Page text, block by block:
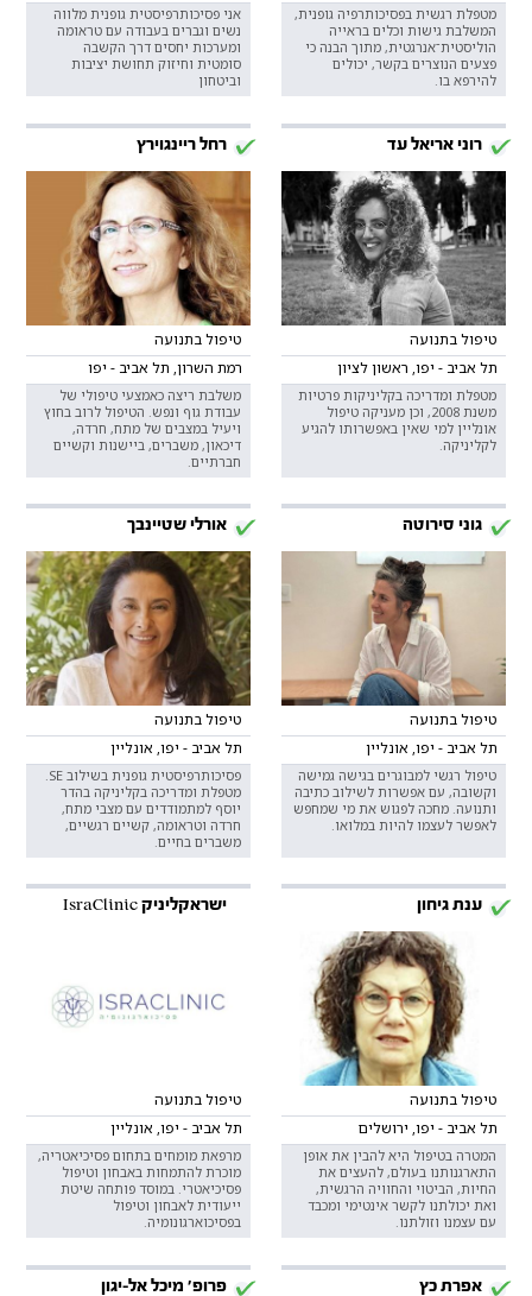
מטפלת רגשית בפסיכותרפיה גופנית,
המשלבת גישות וכלים בראייה
הוליסטית־אנרגטית, מתוך הבנה כי
פצעים הנוצרים בקשר, יכולים
להירפא בו.
אני פסיכותרפיסטית גופנית מלווה
נשים וגברים בעבודה עם טראומה
ומערכות יחסים דרך הקשבה
סומטית וחיזוק תחושת יציבות
וביטחון
רוני אריאל עד
טיפול בתנועה
תל אביב - יפו, ראשון לציון
מטפלת ומדריכה בקליניקות פרטיות
משנת 2008, וכן מעניקה טיפול
אונליין למי שאין באפשרותו להגיע
לקליניקה.
רחל ריינגוירץ
טיפול בתנועה
רמת השרון, תל אביב - יפו
משלבת ריצה כאמצעי טיפולי של
עבודת גוף ונפש. הטיפול לרוב בחוץ
ויעיל במצבים של מתח, חרדה,
דיכאון, משברים, ביישנות וקשיים
חברתיים.
גוני סירוטה
טיפול בתנועה
תל אביב - יפו, אונליין
טיפול רגשי למבוגרים בגישה גמישה
וקשובה, עם אפשרות לשילוב כתיבה
ותנועה. מחכה לפגוש את מי שמחפש
לאפשר לעצמו להיות במלואו.
אורלי שטיינבך
טיפול בתנועה
תל אביב - יפו, אונליין
פסיכותרפיסטית גופנית בשילוב SE.
מטפלת ומדריכה בקליניקה בהדר
יוסף למתמודדים עם מצבי מתח,
חרדה וטראומה, קשיים רגשיים,
משברים בחיים.
ענת גיחון
טיפול בתנועה
תל אביב - יפו, ירושלים
המטרה בטיפול היא להבין את אופן
התארגנותנו בעולם, להעצים את
החיות, הביטוי והחוויה הרגשית,
ואת יכולתנו לקשר אינטימי ומכבד
עם עצמנו וזולתנו.
ישראקליניק IsraClinic
טיפול בתנועה
תל אביב - יפו, אונליין
מרפאת מומחים בתחום פסיכיאטריה,
מוכרת להתמחות באבחון וטיפול
פסיכיאטרי. במוסד פותחה שיטת
ייעודית לאבחון וטיפול
בפסיכוארגונומיה.
אפרת כץ פרופ' מיכל אל-יגון